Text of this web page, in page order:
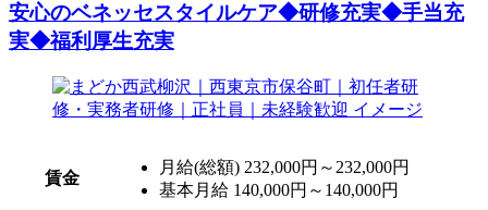
安心のベネッセスタイルケア◆研修充実◆手当充
実◆福利厚生充実
賃金
月給(総額) 232,000円～232,000円
基本月給 140,000円～140,000円